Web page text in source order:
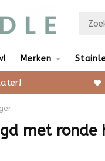
Merken
met ronde